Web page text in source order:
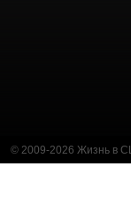
© 2009-2026 Жизнь в